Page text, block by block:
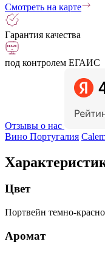
Смотреть на карте
Гарантия качества
под контролем ЕГАИС
Отзывы о нас
Вино Португалия
Цвет
Портвейн темно-
Аромат